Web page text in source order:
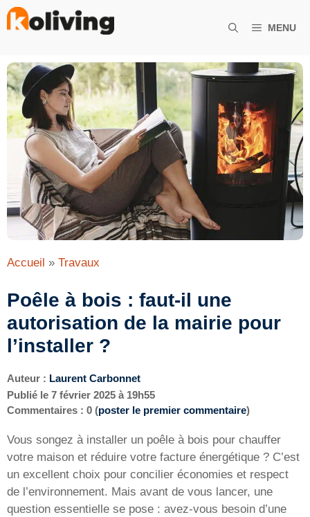
Aller
MENU
Accueil » Travaux
Poêle à bois : faut-il une
autorisation de la mairie pour
l’installer ?
Auteur : Laurent Carbonnet
Publié le 7 février 2025 à 19h55
Commentaires : 0 (poster le premier commentaire)
Vous songez à installer un poêle à bois pour chauffer
votre maison et réduire votre facture énergétique ? C’est
un excellent choix pour concilier économies et respect
de l’environnement. Mais avant de vous lancer, une
question essentielle se pose : avez-vous besoin d’une